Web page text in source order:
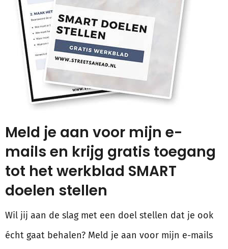
Meld je aan voor mijn e-
mails en krijg gratis toegang
tot het werkblad SMART
doelen stellen
Wil jij aan de slag met een doel stellen dat je ook
écht gaat behalen? Meld je aan voor mijn e-mails